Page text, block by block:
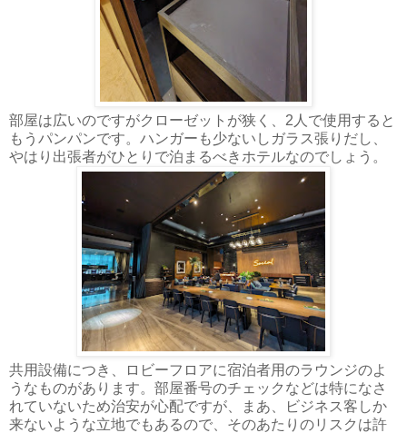
部屋は広いのですがクローゼットが狭く、2人で使用すると
もうパンパンです。ハンガーも少ないしガラス張りだし、
やはり出張者がひとりで泊まるべきホテルなのでしょう。
共用設備につき、ロビーフロアに宿泊者用のラウンジのよ
うなものがあります。部屋番号のチェックなどは特になさ
れていないため治安が心配ですが、まあ、ビジネス客しか
来ないような立地でもあるので、そのあたりのリスクは許